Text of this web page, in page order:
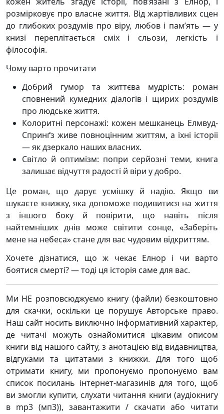
розмірковує про власне життя. Від жартівливих сцен
до глибоких роздумів про віру, любов і пам’ять — у
книзі переплітається сміх і сльози, легкість і
філософія.
Чому варто прочитати
Добрий гумор та життєва мудрість: роман
сповнений кумедних діалогів і щирих роздумів
про людське життя.
Колоритні персонажі: кожен мешканець Елмвуд-
Спринґз живе повноцінним життям, а їхні історії
— як дзеркало наших власних.
Світло й оптимізм: попри серйозні теми, книга
залишає відчуття радості й віри у добро.
Це роман, що дарує усмішку й надію. Якщо ви
шукаєте книжку, яка допоможе подивитися на життя
з іншого боку й повірити, що навіть після
найтемніших днів може світити сонце, «Заберіть
мене на небеса» стане для вас чудовим відкриттям.
Хочете дізнатися, що ж чекає Елнор і чи варто
боятися смерті? — тоді ця історія саме для вас.
Ми НЕ розповсюджуємо книгу (файли) безкоштовно
для скачки, оскільки це порушує Авторське право.
Наш сайт носить виключно інформативний характер,
де читачі можуть ознайомитися цікавим описом
книги від нашого сайту, з анотацією від видавництва,
відгуками та цитатами з книжки. Для того щоб
отримати книгу, ми пропонуємо пропонуємо вам
список посилань інтернет-магазинів для того, щоб
ви змогли купити, слухати читання книги (аудіокнигу
в mp3 (мп3)), завантажити / скачати або читати